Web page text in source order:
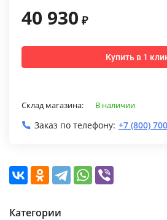
40 930 ₽
Купить в 1
Склад магазина: В наличии
Заказ по телефону: +7 (800)
Категории